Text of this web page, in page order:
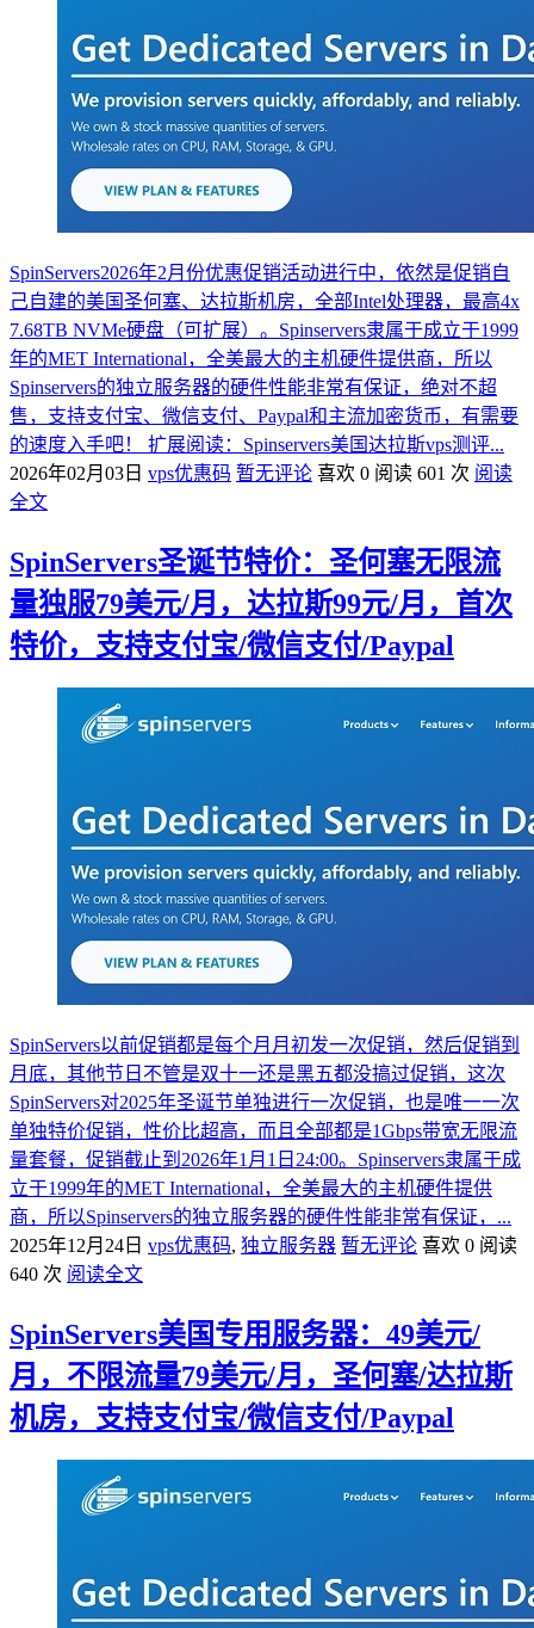
SpinServers2026年2月份优惠促销活动进行中，依然是促销自
己自建的美国圣何塞、达拉斯机房，全部Intel处理器，最高4x
7.68TB NVMe硬盘（可扩展）。Spinservers隶属于成立于1999
年的MET International，全美最大的主机硬件提供商，所以
Spinservers的独立服务器的硬件性能非常有保证，绝对不超
售，支持支付宝、微信支付、Paypal和主流加密货币，有需要
的速度入手吧！ 扩展阅读：Spinservers美国达拉斯vps测评...
2026年02月03日 vps优惠码 暂无评论 喜欢 0 阅读 601 次 阅读
全文
SpinServers圣诞节特价：圣何塞无限流
量独服79美元/月，达拉斯99元/月，首次
特价，支持支付宝/微信支付/Paypal
SpinServers以前促销都是每个月月初发一次促销，然后促销到
月底，其他节日不管是双十一还是黑五都没搞过促销，这次
SpinServers对2025年圣诞节单独进行一次促销，也是唯一一次
单独特价促销，性价比超高，而且全部都是1Gbps带宽无限流
量套餐，促销截止到2026年1月1日24:00。Spinservers隶属于成
立于1999年的MET International，全美最大的主机硬件提供
商，所以Spinservers的独立服务器的硬件性能非常有保证，...
2025年12月24日 vps优惠码, 独立服务器 暂无评论 喜欢 0 阅读
640 次 阅读全文
SpinServers美国专用服务器：49美元/
月，不限流量79美元/月，圣何塞/达拉斯
机房，支持支付宝/微信支付/Paypal